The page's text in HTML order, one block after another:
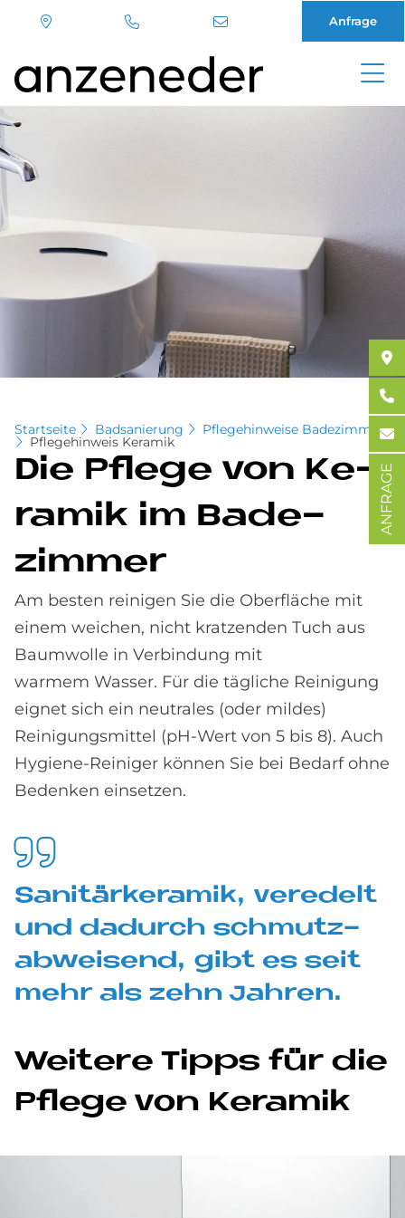
Direkt
zum
Inhalt
Anfrage
Startseite Badsanierung Pflegehinweise Badezimmer
Pflegehinweis Keramik
Die Pfle­ge von Ke­
ra­mik im Ba­de­
zim­mer
Am besten reinigen Sie die Oberfläche mit
einem weichen, nicht kratzenden Tuch aus
Baumwolle in Verbindung mit
warmem Wasser. Für die tägliche Reinigung
eignet sich ein neutrales (oder mildes)
Reinigungsmittel (pH-Wert von 5 bis 8). Auch
Hygiene-Reiniger können Sie bei Bedarf ohne
Bedenken einsetzen.
Sa­ni­tär­ke­ra­mik, ver­edelt
und da­durch schmutz­
ab­wei­send, gibt es seit
mehr als zehn Jah­ren.
Wei­te­re Tipps für die
Pfle­ge von Ke­ra­mik
ANFRAGE